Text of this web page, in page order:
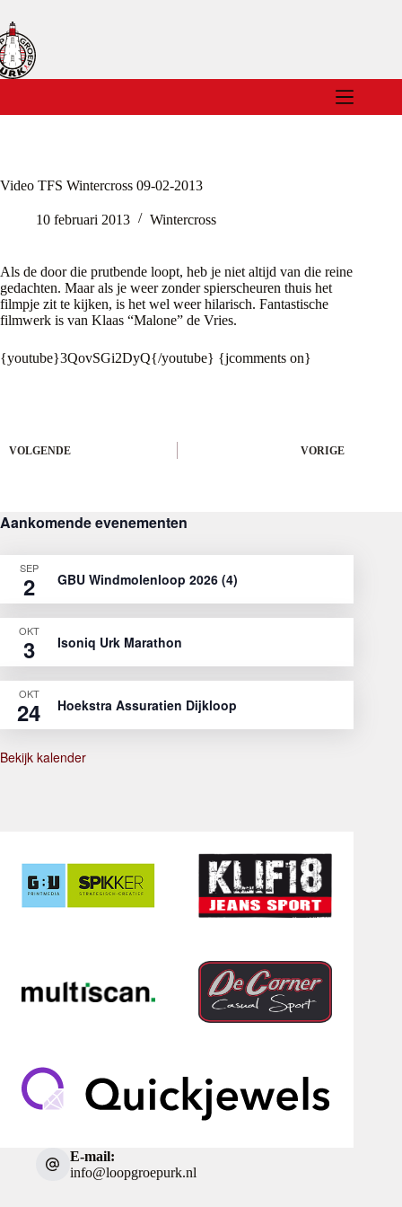
naar
de
inhoud
Video TFS Wintercross 09-02-2013
10 februari 2013 Wintercross
Als de door die prutbende loopt, heb je niet altijd van die reine
gedachten. Maar als je weer zonder spierscheuren thuis het
filmpje zit te kijken, is het wel weer hilarisch. Fantastische
filmwerk is van Klaas “Malone” de Vries.
{youtube}3QovSGi2DyQ{/youtube} {jcomments on}
VORIGE
VOLGENDE
Aankomende evenementen
SEP
2 GBU Windmolenloop 2026 (4)
OKT
3 Isoniq Urk Marathon
OKT
24 Hoekstra Assuratien Dijkloop
Bekijk kalender
E-mail:
info@loopgroepurk.nl